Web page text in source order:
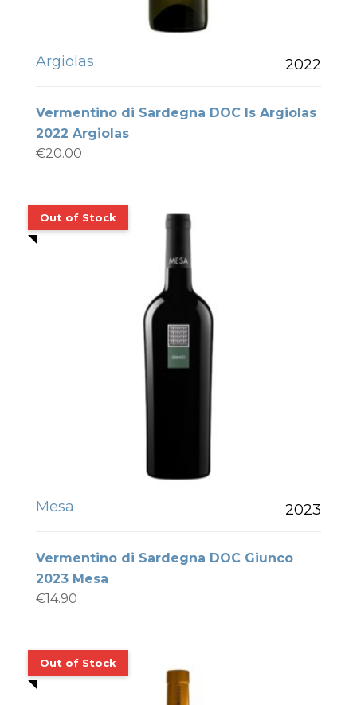
Argiolas 2022
Vermentino di Sardegna DOC Is Argiolas
2022 Argiolas
€20.00
Mesa 2023
Vermentino di Sardegna DOC Giunco
2023 Mesa
€14.90